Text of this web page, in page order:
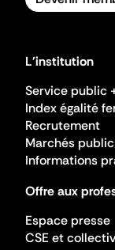
L'institution
Service public
Index égalité
Recrutement
Marchés
Informations
Offre aux
Espace presse
CSE et